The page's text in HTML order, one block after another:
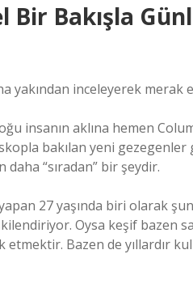
Bir Bakışla
yakından inceleyerek merak
insanın aklına hemen
bakılan yeni gezegenler
“sıradan” bir şeydir.
27 yaşında biri olarak
Oysa keşif bazen
etmektir. Bazen de yıllardır